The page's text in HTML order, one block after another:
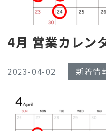
4月 営業カレン
2023-04-02 新着情